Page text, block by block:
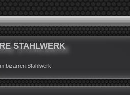
STAHLWERK
bizarren Stahlwerk